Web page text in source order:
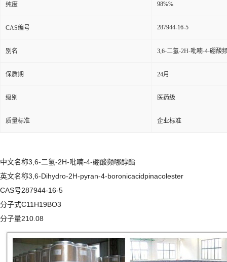
纯度 98%%
CAS编号 287944-16-5
别名 3,6-二氢-2H-吡喃-4-硼酸
保质期 24月
级别 医药级
质量标准 企业标准
中文名称3,6-二氢-2H-吡喃-4-硼酸频哪醇酯
英文名称3,6-Dihydro-2H-pyran-4-boronicacidpinacolester
CAS号287944-16-5
分子式C11H19BO3
分子量210.08